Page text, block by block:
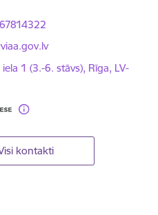
1 (3.-6. stāvs), Rīga, LV-
kontakti